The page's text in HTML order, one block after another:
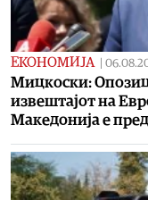
ЕКОНОМИЈА
Мицкоски:
извештајот на
Македонија е